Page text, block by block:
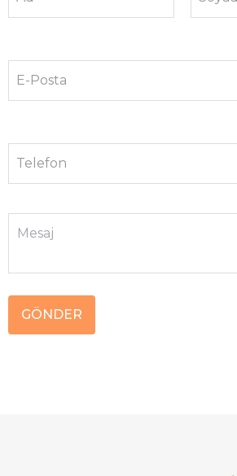
E-Posta
Telefon
GÖNDER